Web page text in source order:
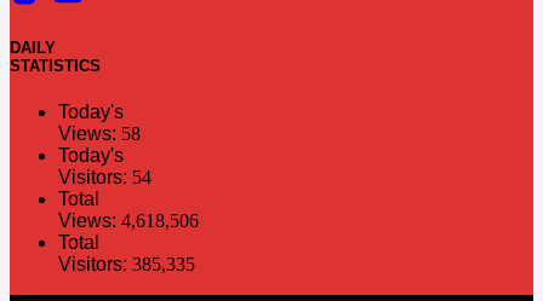
DAILY
STATISTICS
Today's
Views: 58
Today's
Visitors: 54
Total
Views: 4,618,506
Total
Visitors: 385,335